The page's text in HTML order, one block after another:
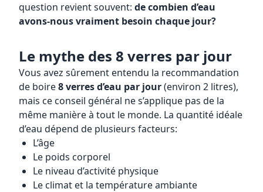
question revient souvent: de combien d’eau
avons-nous vraiment besoin chaque jour?
Le mythe des 8 verres par jour
Vous avez sûrement entendu la recommandation
de boire8 verres d’eau par jour(environ 2 litres),
mais ce conseil général ne s’applique pas de la
même manière à tout le monde. La quantité idéale
d’eau dépend de plusieurs facteurs:
L’âge
Le poids corporel
Le niveau d’activité physique
Le climat et la température ambiante